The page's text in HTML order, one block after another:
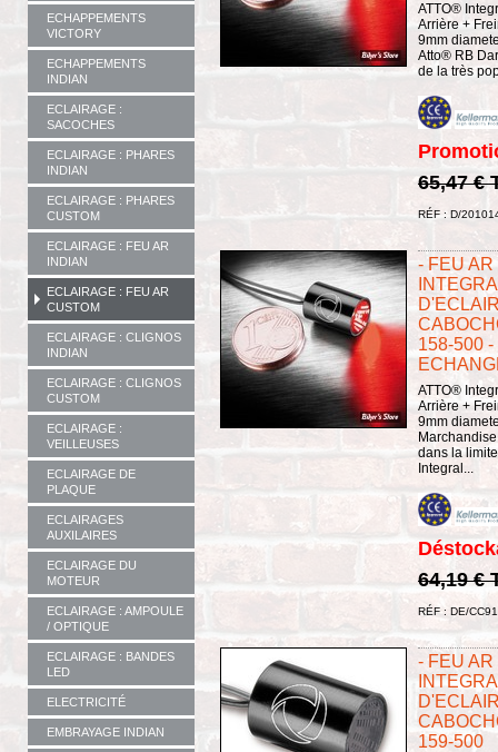
ECHAPPEMENTS
VICTORY
ECHAPPEMENTS
INDIAN
ECLAIRAGE :
SACOCHES
ECLAIRAGE : PHARES
INDIAN
ECLAIRAGE : PHARES
CUSTOM
ECLAIRAGE : FEU AR
INDIAN
ECLAIRAGE : FEU AR
CUSTOM
ECLAIRAGE : CLIGNOS
INDIAN
ECLAIRAGE : CLIGNOS
CUSTOM
ECLAIRAGE :
VEILLEUSES
ECLAIRAGE DE
PLAQUE
ECLAIRAGES
AUXILAIRES
ECLAIRAGE DU
MOTEUR
ECLAIRAGE : AMPOULE
/ OPTIQUE
ECLAIRAGE : BANDES
LED
ELECTRICITÉ
EMBRAYAGE INDIAN
ATTO®
Arrière +
9mm
Atto® RB
de la très
65,47 €
RÉF : D/
- FEU
158-500
ATTO®
Arrière +
9mm
dans la
Integral...
64,19 €
RÉF : DE/
- FEU
159-500